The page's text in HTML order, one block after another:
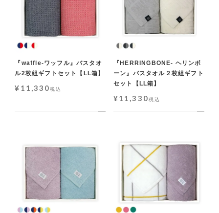
『waffle-ワッフル』バスタオ
ル2枚組ギフトセット【LL箱】
¥ 11,330税込
『HERRINGBONE- ヘリンボ
ーン』バスタオル２枚組ギフト
セット【LL箱】
¥11,330税込